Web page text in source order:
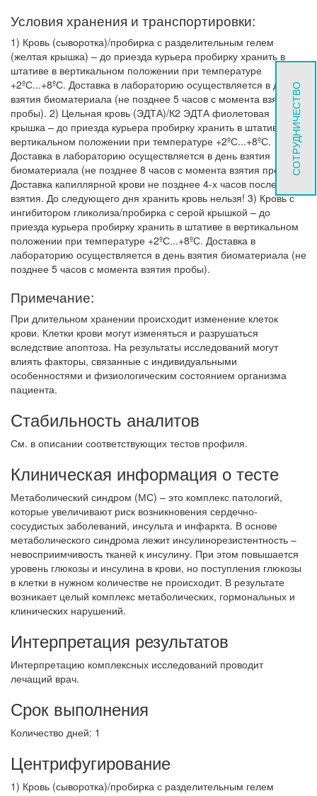
Условия хранения и транспортировки:
1) Кровь (сыворотка)/пробирка с разделительным гелем
(желтая крышка) – до приезда курьера пробирку хранить в
штативе в вертикальном положении при температуре
+2ºС...+8ºС. Доставка в лабораторию осуществляется в день
взятия биоматериала (не позднее 5 часов с момента взятия
пробы). 2) Цельная кровь (ЭДТА)/К2 ЭДТА фиолетовая
крышка – до приезда курьера пробирку хранить в штативе в
вертикальном положении при температуре +2ºС...+8ºС.
Доставка в лабораторию осуществляется в день взятия
биоматериала (не позднее 8 часов с момента взятия пробы).
Доставка капиллярной крови не позднее 4-х часов после
взятия. До следующего дня хранить кровь нельзя! 3) Кровь с
ингибитором гликолиза/пробирка с серой крышкой – до
приезда курьера пробирку хранить в штативе в вертикальном
положении при температуре +2ºС...+8ºС. Доставка в
лабораторию осуществляется в день взятия биоматериала (не
позднее 5 часов с момента взятия пробы).
Примечание:
При длительном хранении происходит изменение клеток
крови. Клетки крови могут изменяться и разрушаться
вследствие апоптоза. На результаты исследований могут
влиять факторы, связанные с индивидуальными
особенностями и физиологическим состоянием организма
пациента.
Стабильность аналитов
См. в описании соответствующих тестов профиля.
Клиническая информация о тесте
Метаболический синдром (МС) – это комплекс патологий,
которые увеличивают риск возникновения сердечно-
сосудистых заболеваний, инсульта и инфаркта. В основе
метаболического синдрома лежит инсулинорезистентность –
невосприимчивость тканей к инсулину. При этом повышается
уровень глюкозы и инсулина в крови, но поступления глюкозы
в клетки в нужном количестве не происходит. В результате
возникает целый комплекс метаболических, гормональных и
клинических нарушений.
Интерпретация результатов
Интерпретацию комплексных исследований проводит
лечащий врач.
Срок выполнения
Количество дней: 1
Центрифугирование
1) Кровь (сыворотка)/пробирка с разделительным гелем
СОТРУДНИЧЕСТВО